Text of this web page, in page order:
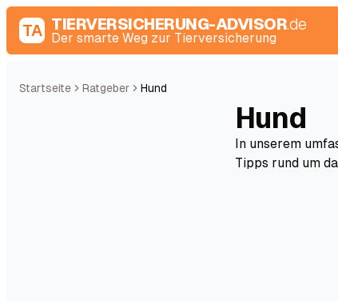
TA TIERVERSICHERUNG-ADVISOR.de
Der smarte Weg zur Tierversicherung
Startseite Ratgeber Hund
Hund
In unserem
Tipps rund um